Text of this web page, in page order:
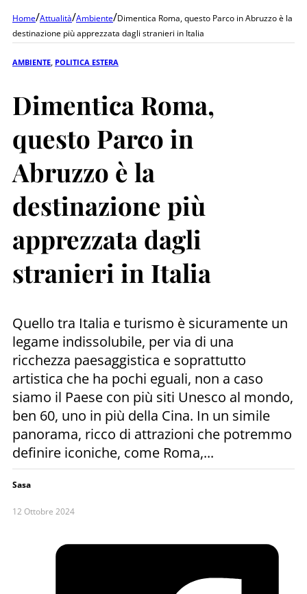
Home/Attualità/Ambiente/Dimentica Roma, questo Parco in Abruzzo è la
destinazione più apprezzata dagli stranieri in Italia
AMBIENTE POLITICA ESTERA
Dimentica Roma,
questo Parco in
Abruzzo è la
destinazione più
apprezzata dagli
stranieri in Italia
Quello tra Italia e turismo è sicuramente un
legame indissolubile, per via di una
ricchezza paesaggistica e soprattutto
artistica che ha pochi eguali, non a caso
siamo il Paese con più siti Unesco al mondo,
ben 60, uno in più della Cina. In un simile
panorama, ricco di attrazioni che potremmo
definire iconiche, come Roma,...
Sasa
12 Ottobre 2024